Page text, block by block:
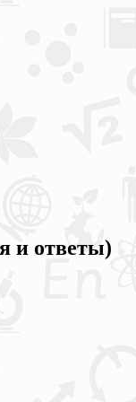
и ответы)